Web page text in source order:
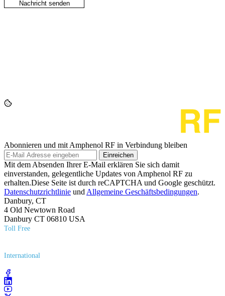
Abonnieren und mit Amphenol RF in Verbindung bleiben
Einreichen
Mit dem Absenden Ihrer E-Mail erklären Sie sich damit
einverstanden, gelegentliche Updates von Amphenol RF zu
erhalten.Diese Seite ist durch reCAPTCHA und Google geschützt.
Datenschutzrichtlinie und Allgemeine Geschäftsbedingungen.
Danbury, CT
4 Old Newtown Road
Danbury CT 06810 USA
Toll Free
International